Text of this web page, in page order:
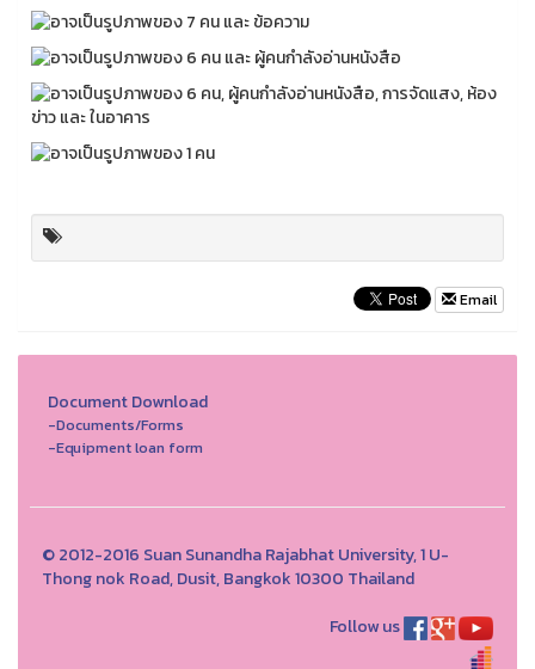
Email
Document Download
-Documents/Forms
-Equipment loan form
© 2012-2016 Suan Sunandha Rajabhat University, 1 U-
Thong nok Road, Dusit, Bangkok 10300 Thailand
Follow us